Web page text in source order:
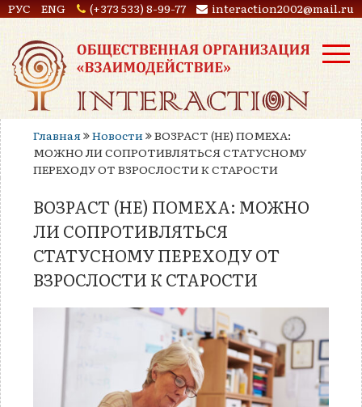
РУС ENG (+373 533) 8-99-77 interaction2002@mail.ru
Главная Новости
ВОЗРАСТ (НЕ) ПОМЕХА:
МОЖНО ЛИ СОПРОТИВЛЯТЬСЯ СТАТУСНОМУ
ПЕРЕХОДУ ОТ ВЗРОСЛОСТИ К СТАРОСТИ
ВОЗРАСТ (НЕ) ПОМЕХА: МОЖНО
ЛИ СОПРОТИВЛЯТЬСЯ
СТАТУСНОМУ ПЕРЕХОДУ ОТ
ВЗРОСЛОСТИ К СТАРОСТИ